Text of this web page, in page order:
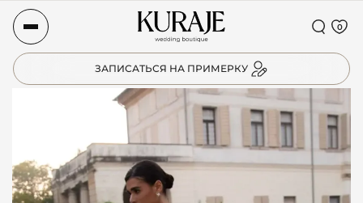
ЗАПИСАТЬСЯ НА ПРИМЕРКУ
0